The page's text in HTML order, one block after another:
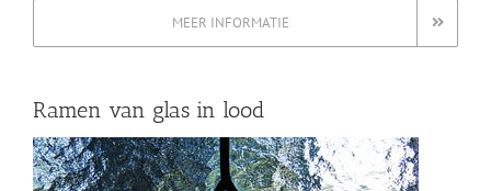
MEER INFORMATIE
Ramen van glas in lood